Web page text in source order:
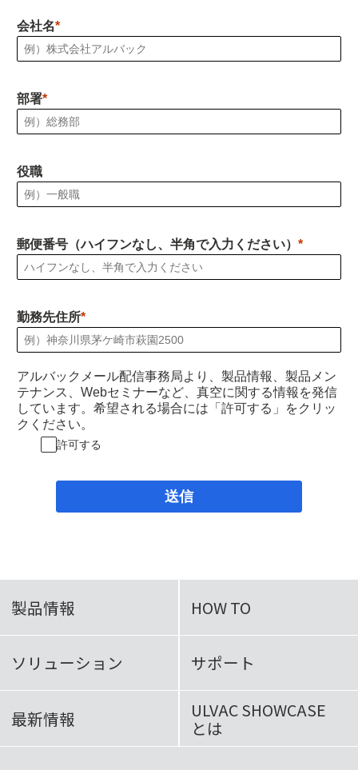
会社名
部署
役職
郵便番号（ハイフンなし、半角で入力ください）
勤務先住所
アルバックメール配信事務局より、製品情報、製品メン
テナンス、Webセミナーなど、真空に関する情報を発信
しています。希望される場合には「許可する」をクリッ
クください。
許可する
送信
製品情報 HOW TO
ソリューション サポート
最新情報 ULVAC SHOWCASE
とは